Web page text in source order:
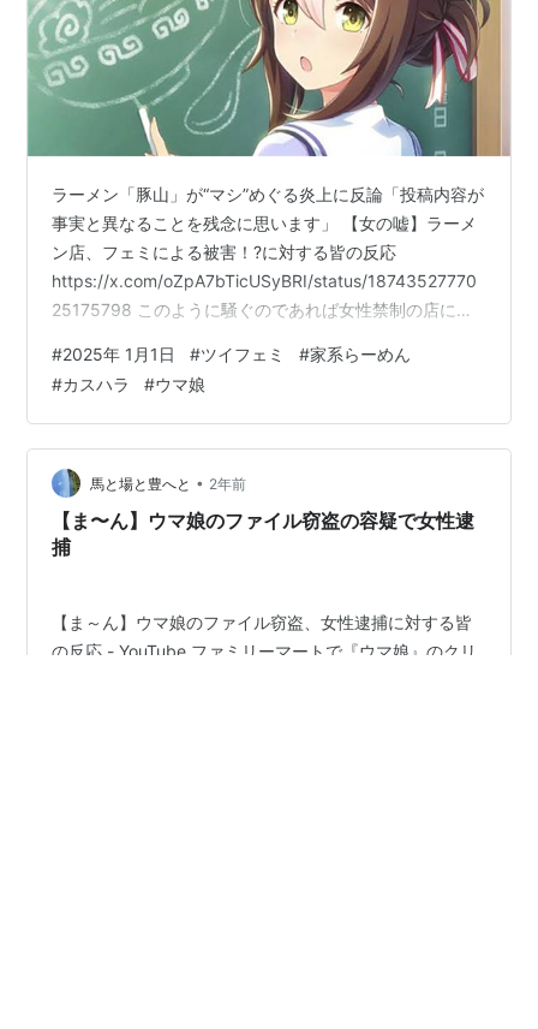
ラーメン「豚山」が“マシ”めぐる炎上に反論「投稿内容が
事実と異なることを残念に思います」 【女の嘘】ラーメ
ン店、フェミによる被害！?に対する皆の反応
https://x.com/oZpA7bTicUSyBRI/status/18743527770
25175798 このように騒ぐのであれば女性禁制の店にせ
好きってなぜそのような設定になったんだろう…。 【ウ
マ娘】ファインモーションのラーメン好きという設定に
は何か元ネタはある？ | ウマ娘攻略まとめ速報 それで
は。 女の敵は女 ドヤコンガ あと、関係ないけどホイッ
スルのとあるシーン。
#2025年 1月1日 #ツイフェミ #家系らーめん
#カスハラ #ウマ娘
馬と場と豊へと • 2年前
【ま〜ん】ウマ娘のファイル窃盗の容疑で女性逮
捕
【ま～ん】ウマ娘のファイル窃盗、女性逮捕に対する皆
の反応 - YouTube ファミリーマートで『ウマ娘』のクリ